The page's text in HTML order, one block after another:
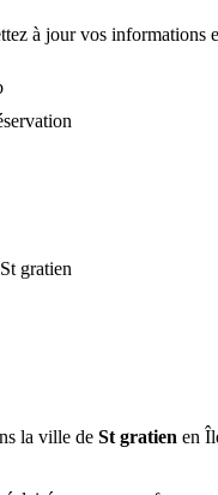
à jour vos informations
gratien
la ville de St gratien en